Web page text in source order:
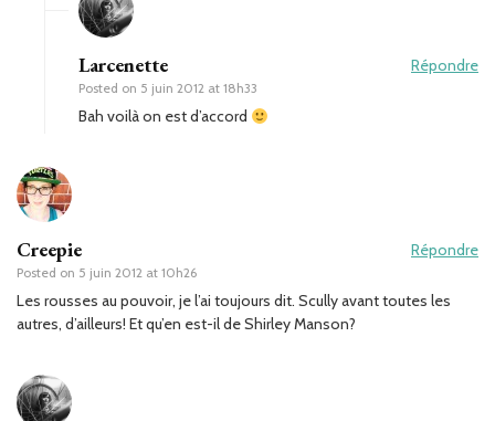
Larcenette
Posted on 5 juin 2012 at 18h33
Répondre
Bah voilà on est d’accord
Creepie
Posted on 5 juin 2012 at 10h26
Répondre
Les rousses au pouvoir, je l’ai toujours dit. Scully avant toutes les
autres, d’ailleurs! Et qu’en est-il de Shirley Manson?